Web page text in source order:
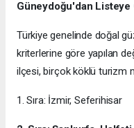
Güneydoğu'dan
Türkiye genelinde doğal
kriterlerine göre yapılan
ilçesi, birçok köklü turizm
1. Sıra: İzmir, Seferihisar